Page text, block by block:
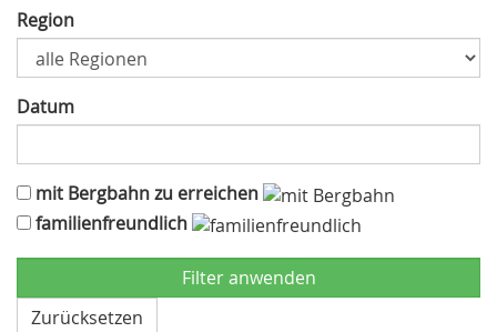
Region
Datum
mit Bergbahn zu erreichen
familienfreundlich
Zurücksetzen